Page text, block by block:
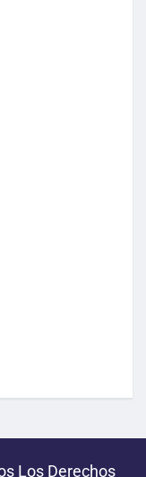
Los Derechos